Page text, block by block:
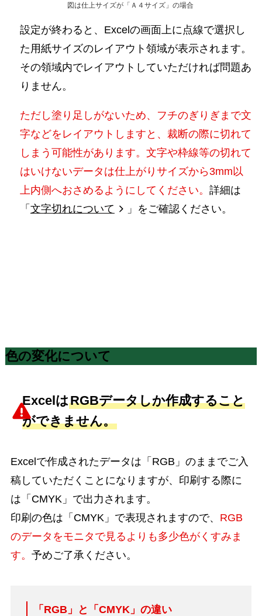
図は仕上サイズが「Ａ４サイズ」の場合
設定が終わると、Excelの画面上に点線で選択し
た用紙サイズのレイアウト領域が表示されます。
その領域内でレイアウトしていただければ問題あ
りません。
ただし塗り足しがないため、フチのぎりぎまで文
字などをレイアウトしますと、裁断の際に切れて
しまう可能性があります。文字や枠線等の切れて
はいけないデータは仕上がりサイズから3mm以
上内側へおさめるようにしてください。 詳細は
「 文字切れについて 」をご確認ください。
色の変化について
ExcelはRGBデータしか作成すること
ができません。
Excelで作成されたデータは「RGB」のままでご入
稿していただくことになりますが、印刷する際に
は「CMYK」で出力されます。
印刷の色は「CMYK」で表現されますので、 RGB
のデータをモニタで見るよりも多少色がくすみま
す。 予めご了承ください。
「RGB」と「CMYK」の違い